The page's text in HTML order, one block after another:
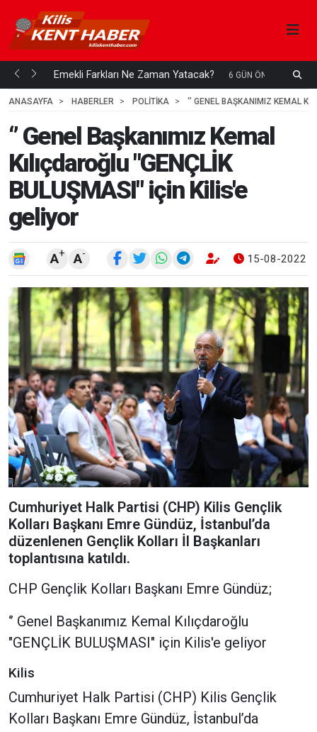
mi... Emekli Farkları Ne Zaman Yatacak? 6 GÜN ÖNCE
ANASAYFA
HABERLER POLİTİKA ‘’ GENEL BAŞKANIMIZ KEMAL
‘’ Genel Başkanımız Kemal
Kılıçdaroğlu "GENÇLİK
BULUŞMASI" için Kilis'e
geliyor
A+ A- 15-08-2022
Cumhuriyet Halk Partisi (CHP) Kilis Gençlik
Kolları Başkanı Emre Gündüz, İstanbul’da
düzenlenen Gençlik Kolları İl Başkanları
toplantısına katıldı.
CHP Gençlik Kolları Başkanı Emre Gündüz;
‘’ Genel Başkanımız Kemal Kılıçdaroğlu
"GENÇLİK BULUŞMASI" için Kilis'e geliyor
Kilis
Cumhuriyet Halk Partisi (CHP) Kilis Gençlik
Kolları Başkanı Emre Gündüz, İstanbul’da